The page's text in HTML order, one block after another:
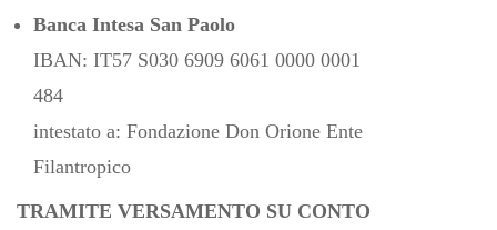
Banca Intesa San Paolo
IBAN: IT57 S030 6909 6061 0000 0001
484
intestato a: Fondazione Don Orione Ente
Filantropico
TRAMITE VERSAMENTO SU CONTO